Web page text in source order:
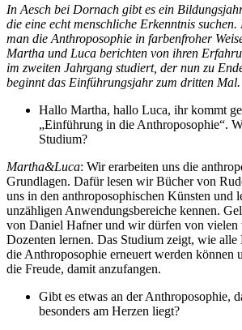
In Aesch bei Dornach gibt es ein
die eine echt menschliche Erkenntnis suchen.
man die Anthroposophie in farbenfroher
Martha und Luca berichten von ihren
im zweiten Jahrgang studiert, der nun zu
beginnt das Einführungsjahr zum dritten Mal.
Hallo Martha, hallo Luca, ihr kommt
„Einführung in die Anthroposophie“.
Studium?
Martha&Luca: Wir erarbeiten uns die
Grundlagen. Dafür lesen wir Bücher von
uns in den anthroposophischen Künsten und
unzähligen Anwendungsbereiche kennen.
von Daniel Hafner und wir dürfen von vielen
Dozenten lernen. Das Studium zeigt, wie alle
die Anthroposophie erneuert werden können
die Freude, damit anzufangen.
Gibt es etwas an der Anthroposophie,
besonders am Herzen liegt?